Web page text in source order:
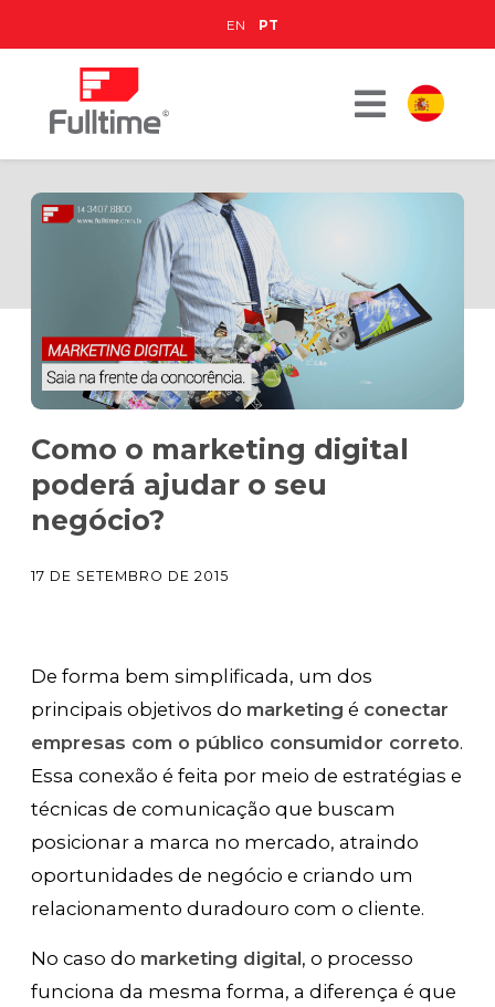
EN PT
Como o marketing digital
poderá ajudar o seu
negócio?
17 DE SETEMBRO DE 2015
De forma bem simplificada, um dos
principais objetivos do marketing é conectar
empresas com o público consumidor correto.
Essa conexão é feita por meio de estratégias e
técnicas de comunicação que buscam
posicionar a marca no mercado, atraindo
oportunidades de negócio e criando um
relacionamento duradouro com o cliente.
No caso do marketing digital, o processo
funciona da mesma forma, a diferença é que